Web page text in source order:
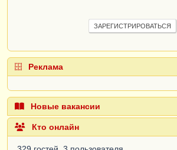
ЗАРЕГИСТРИРОВАТЬСЯ
Реклама
Новые вакансии
Кто онлайн